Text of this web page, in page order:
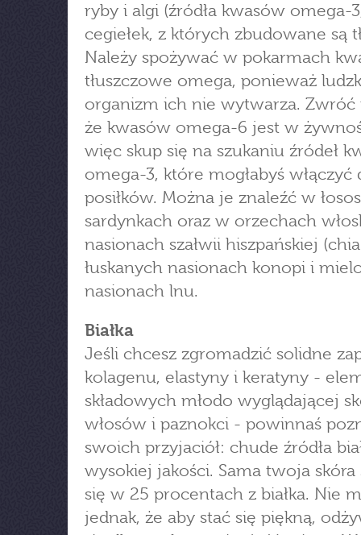
ryby i algi (źródła kwasów omega-
cegiełek, z których zbudowane są
Należy spożywać w pokarmach
tłuszczowe omega, ponieważ
organizm ich nie wytwarza. Zwróć
że kwasów omega-6 jest w
więc skup się na szukaniu źródeł
omega-3, które mogłabyś włączyć
posiłków. Można je znaleźć w
sardynkach oraz w orzechach
nasionach szałwii hiszpańskiej
łuskanych nasionach konopi i
nasionach lnu.
Białka
Jeśli chcesz zgromadzić solidne
kolagenu, elastyny i keratyny -
składowych młodo wyglądającej
włosów i paznokci - powinnaś
swoich przyjaciół: chude źródła
wysokiej jakości. Sama twoja skóra
się w 25 procentach z białka. Nie
jednak, że aby stać się piękną,